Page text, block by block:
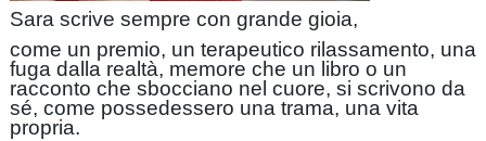
Sara scrive sempre con grande gioia,
come un premio, un terapeutico rilassamento, una
fuga dalla realtà, memore che un libro o un
racconto che sbocciano nel cuore, si scrivono da
sé, come possedessero una trama, una vita
propria.